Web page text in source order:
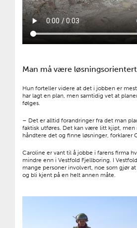
Man må være løsningsorientert
Hun forteller videre at det i jobben er
har lagt en plan, men samtidig vet at
følges.
– Det er alltid forandringer fra det man
faktisk utføres. Det kan være litt kjipt, men
håndtere det og finne løsninger, forklarer
Caroline er vant til å jobbe i farens firma
mindre enn i Vestfold Fjellboring. I
mange personer involvert, noe som gjør
og bli kjent på en helt annen måte.